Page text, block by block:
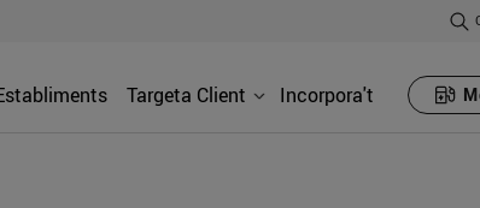
Targeta Client Incorpora't